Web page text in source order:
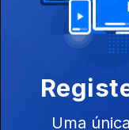
Império dos
02 dez.
Império dos
Uma